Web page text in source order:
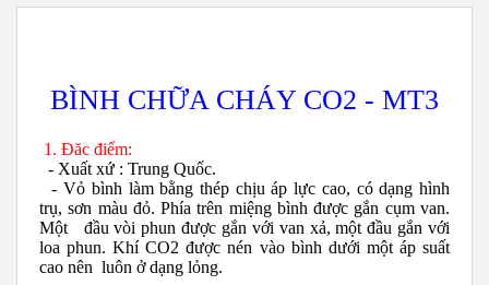
BÌNH CHỮA CHÁY CO2 - MT3
1. Đăc điểm:
- Xuất xứ : Trung Quốc.
- Vỏ bình làm bằng thép chịu áp lực cao, có dạng hình
trụ, sơn màu đỏ. Phía trên miệng bình được gắn cụm van.
Một đầu vòi phun được gắn với van xả, một đầu gắn với
loa phun. Khí CO2 được nén vào bình dưới một áp suất
cao nên luôn ở dạng lỏng.